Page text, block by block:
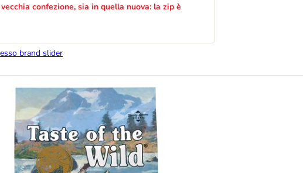
confezione, sia in quella nuova: la zip è
brand slider